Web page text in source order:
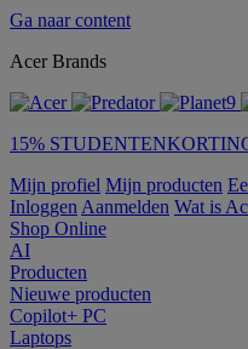
Ga naar content
Acer Brands
15%
Mijn profiel Mijn producten
Inloggen Aanmelden Wat is
Shop Online
AI
Producten
Nieuwe producten
Copilot+ PC
Laptops